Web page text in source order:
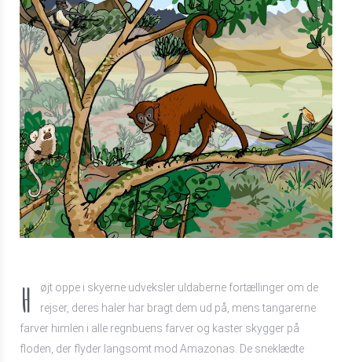
H
øjt oppe i skyerne udveksler uldaberne fortællinger om de
rejser, deres haler har bragt dem ud på, mens tangarerne
farver himlen i alle regnbuens farver og kaster skygger på
floden, der flyder langsomt mod Amazonas. De sneklædte